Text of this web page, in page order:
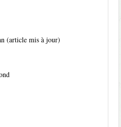
(article mis à jour)